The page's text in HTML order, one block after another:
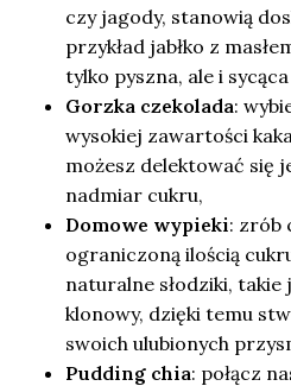
czy jagody, stanowią
przykład jabłko z
tylko pyszna, ale i
Gorzka czekolada:
wysokiej zawartości
możesz delektować się
nadmiar cukru,
Domowe wypieki: zrób
ograniczoną ilością
naturalne słodziki,
klonowy, dzięki temu
swoich ulubionych
Pudding chia: połącz